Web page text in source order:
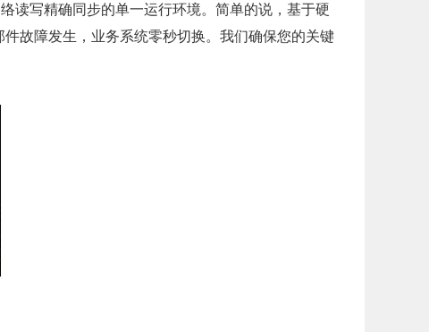
读写精确同步的单一运行环境。简单的说，基于硬
故障发生，业务系统零秒切换。我们确保您的关键